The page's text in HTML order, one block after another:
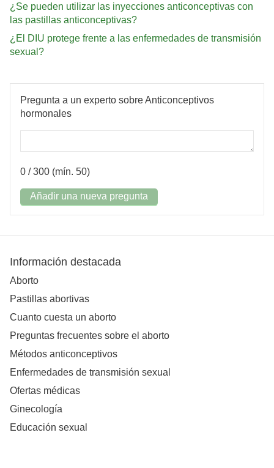
¿Se pueden utilizar las inyecciones anticonceptivas con
las pastillas anticonceptivas?
¿El DIU protege frente a las enfermedades de transmisión
sexual?
Pregunta a un experto sobre Anticonceptivos
hormonales
0 / 300 (mín. 50)
Añadir una nueva pregunta
Información destacada
Aborto
Pastillas abortivas
Cuanto cuesta un aborto
Preguntas frecuentes sobre el aborto
Métodos anticonceptivos
Enfermedades de transmisión sexual
Ofertas médicas
Ginecología
Educación sexual